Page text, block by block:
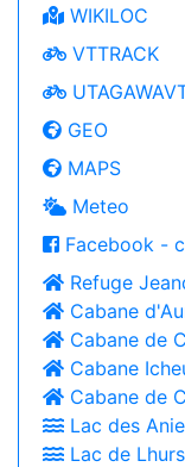
WIKILOC
VTTRACK
GEO
MAPS
Meteo
Facebook -
Refuge
Cabane
Cabane de
Cabane
Cabane de
Lac des
Lac de Lhurs